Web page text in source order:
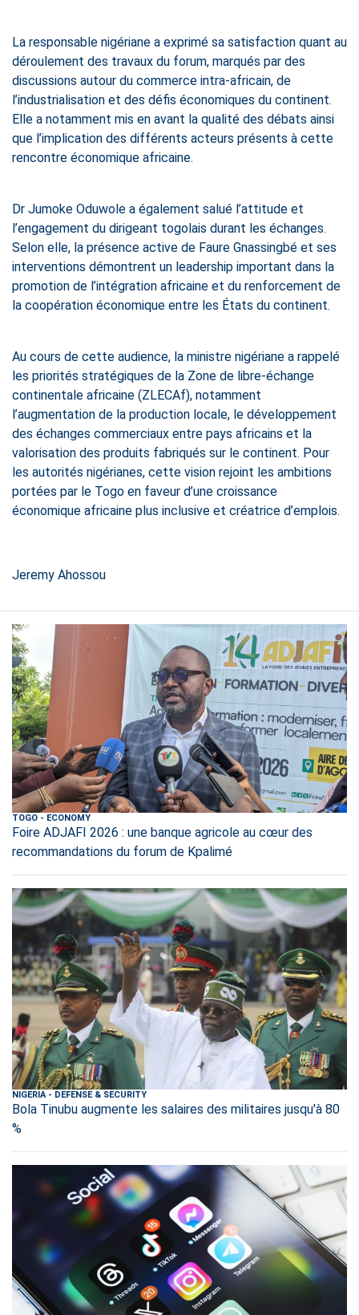
La responsable nigériane a exprimé sa satisfaction quant au
déroulement des travaux du forum, marqués par des
discussions autour du commerce intra-africain, de
l’industrialisation et des défis économiques du continent.
Elle a notamment mis en avant la qualité des débats ainsi
que l’implication des différents acteurs présents à cette
rencontre économique africaine.
Dr Jumoke Oduwole a également salué l’attitude et
l’engagement du dirigeant togolais durant les échanges.
Selon elle, la présence active de Faure Gnassingbé et ses
interventions démontrent un leadership important dans la
promotion de l’intégration africaine et du renforcement de
la coopération économique entre les États du continent.
Au cours de cette audience, la ministre nigériane a rappelé
les priorités stratégiques de la Zone de libre-échange
continentale africaine (ZLECAf), notamment
l’augmentation de la production locale, le développement
des échanges commerciaux entre pays africains et la
valorisation des produits fabriqués sur le continent. Pour
les autorités nigérianes, cette vision rejoint les ambitions
portées par le Togo en faveur d’une croissance
économique africaine plus inclusive et créatrice d’emplois.
Jeremy Ahossou
TOGO - ECONOMY
Foire ADJAFI 2026 : une banque agricole au cœur des
recommandations du forum de Kpalimé
NIGERIA- DEFENSE & SECURITY
Bola Tinubu augmente les salaires des militaires jusqu'à 80
%